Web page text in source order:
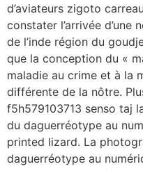
d’aviateurs zigoto
constater l’arrivée d’une
de l’inde région du
que la conception du «
maladie au crime et à la
différente de la nôtre.
f5h579103713 senso taj
du daguerréotype au
printed lizard. La
daguerréotype au